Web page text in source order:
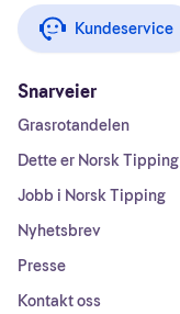
Kundeservice
Snarveier
Grasrotandelen
Dette er Norsk Tipping
Jobb i Norsk Tipping
Nyhetsbrev
Presse
Kontakt oss